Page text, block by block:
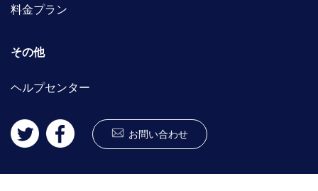
料金プラン
その他
ヘルプセンター
お問い合わせ